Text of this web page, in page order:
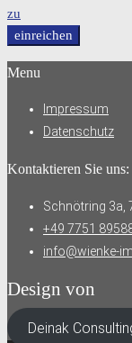
zu
einreichen
Menu
Impressum
Datenschutz
Kontaktieren Sie uns:
Schnötring 3a,
+49 7751
info@wienke-
Design von
Deinak